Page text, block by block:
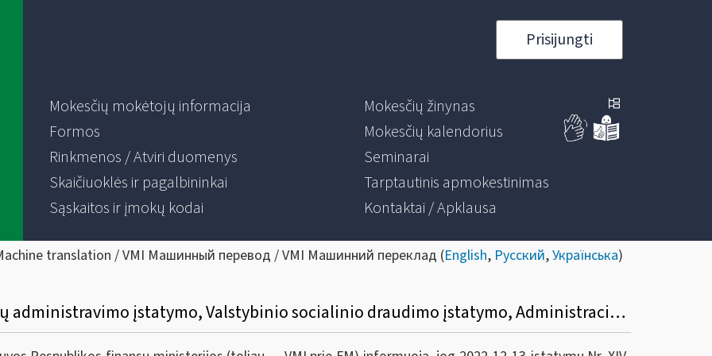
Prisijungti
Mokesčių mokėtojų informacija
Formos
Rinkmenos / Atviri duomenys
Skaičiuoklės ir pagalbininkai
Sąskaitos ir įmokų kodai
Mokesčių žinynas
Mokesčių kalendorius
Seminarai
Tarptautinis apmokestinimas
Kontaktai / Apklausa
translation / VMI Машинный перевод / VMI Машинний переклад (English, Русский,Українська)
Informacinis pranešimas dėl Mokesčių administravimo įstatymo, Valstybinio socialinio draudimo įstatymo, Administracinių nusižengimų kodekso pakeitimų.